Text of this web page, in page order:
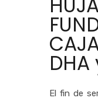
DHA
El fin de